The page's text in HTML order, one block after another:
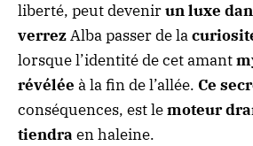
liberté, peut devenirun luxe
verrezAlba passer de la
lorsque l’identité de cet amant
révélée à la fin de l’allée. Ce
conséquences, est lemoteur
tiendra en haleine.